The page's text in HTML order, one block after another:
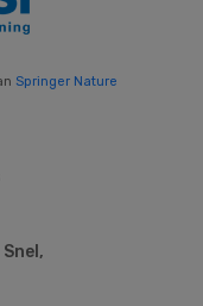
Springer Nature